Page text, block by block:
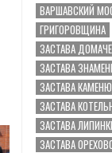
ВАРШАВСКИЙ
ГРИГОРОВЩИНА
ЗАСТАВА
ЗАСТАВА
ЗАСТАВА
ЗАСТАВА
ЗАСТАВА
ЗАСТАВА